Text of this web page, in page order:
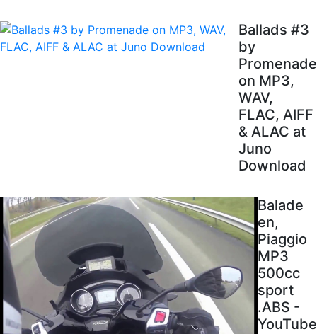
Ballads #3
by
Promenade
on MP3,
WAV,
FLAC, AIFF
& ALAC at
Juno
Download
Balade
en,
Piaggio
MP3
500cc
sport
.ABS -
YouTube